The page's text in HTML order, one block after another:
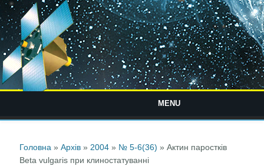
MENU
Головна »Архів » 2004 » № 5-6(36) » Актин паростків
Beta vulgaris при клиностатуванні